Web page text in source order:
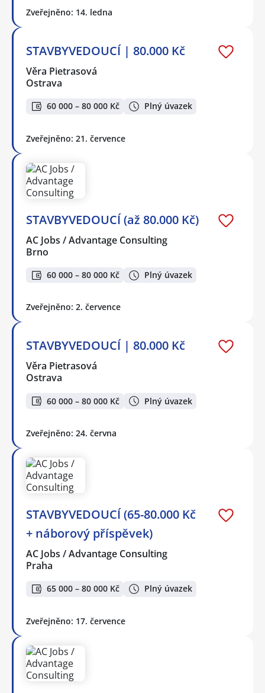
Zveřejněno: 14. ledna
STAVBYVEDOUCÍ | 80.000 Kč
Věra Pietrasová
Ostrava
60 000 – 80 000 Kč Plný úvazek
Zveřejněno: 21. července
STAVBYVEDOUCÍ (až 80.000 Kč)
AC Jobs / Advantage Consulting
Brno
60 000 – 80 000 Kč Plný úvazek
Zveřejněno: 2. července
STAVBYVEDOUCÍ | 80.000 Kč
Věra Pietrasová
Ostrava
60 000 – 80 000 Kč Plný úvazek
Zveřejněno: 24. června
STAVBYVEDOUCÍ (65-80.000 Kč
+ náborový příspěvek)
AC Jobs / Advantage Consulting
Praha
65 000 – 80 000 Kč Plný úvazek
Zveřejněno: 17. července